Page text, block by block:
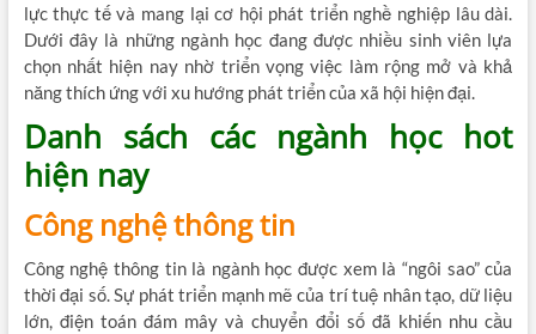
lực thực tế và mang lại cơ hội phát triển nghề nghiệp lâu dài.
Dưới đây là những ngành học đang được nhiều sinh viên lựa
chọn nhất hiện nay nhờ triển vọng việc làm rộng mở và khả
năng thích ứng với xu hướng phát triển của xã hội hiện đại.
Danh sách các ngành học hot
hiện nay
Công nghệ thông tin
Công nghệ thông tin là ngành học được xem là “ngôi sao” của
thời đại số. Sự phát triển mạnh mẽ của trí tuệ nhân tạo, dữ liệu
lớn, điện toán đám mây và chuyển đổi số đã khiến nhu cầu